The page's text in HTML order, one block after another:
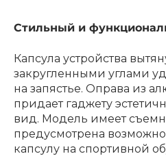
Стильный и
Капсула устройства
закругленными углами
на запястье. Оправа из
придает гаджету
вид. Модель имеет
предусмотрена
капсулу на спортивной